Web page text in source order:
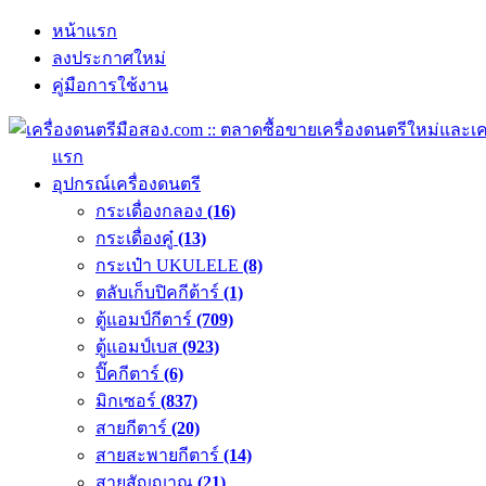
หน้าแรก
ลงประกาศใหม่
คู่มือการใช้งาน
แรก
อุปกรณ์เครื่องดนตรี
กระเดื่องกลอง (16)
กระเดื่องคู๋ (13)
กระเป๋า UKULELE (8)
ตลับเก็บปิคกีต้าร์ (1)
ตู้แอมป์กีตาร์ (709)
ตู้แอมป์เบส (923)
ปิ๊คกีตาร์ (6)
มิกเซอร์ (837)
สายกีตาร์ (20)
สายสะพายกีตาร์ (14)
สายสัญญาณ (21)